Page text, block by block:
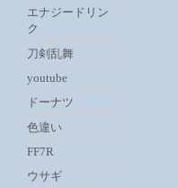
エナジードリン
ク
刀剣乱舞
youtube
ドーナツ
色違い
FF7R
ウサギ